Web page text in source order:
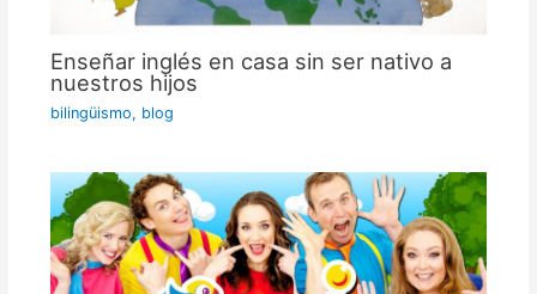
Enseñar inglés en casa sin ser nativo a
nuestros hijos
bilingüismo, blog